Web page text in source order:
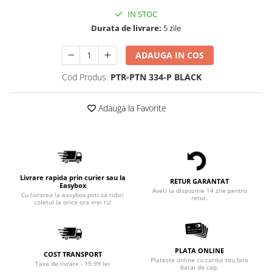
IN STOC
Durata de livrare: 5 zile
ADAUGA IN COS
Cod Produs: PTR-PTN 334-P BLACK
Adauga la Favorite
Livrare rapida prin curier sau la
Easybox
Cu livrarea la easybox poti sa ridici
coletul la orice ora vrei tu!
RETUR GARANTAT
Aveti la dispozitie 14 zile pentru
retur.
COST TRANSPORT
Taxa de livrare - 19.99 lei
PLATA ONLINE
Plateste online cu cardul tau fara
batai de cap.